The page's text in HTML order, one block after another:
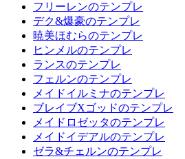
フリーレンのテンプレ
デク&爆豪のテンプレ
暁美ほむらのテンプレ
ヒンメルのテンプレ
ランスのテンプレ
フェルンのテンプレ
メイドイルミナのテンプレ
ブレイブXゴッドのテンプレ
メイドロゼッタのテンプレ
メイドイデアルのテンプレ
ゼラ&チェルンのテンプレ